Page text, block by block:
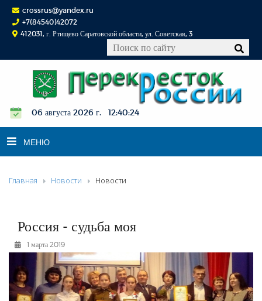
crossrus@yandex.ru
+7(84540)42072
412031, г. Ртищево Саратовской области, ул. Советская, 3
06 августа 2026 г. 12:40:25
МЕНЮ
НОВОСТИ
К СВЕДЕНИЮ
ФОТОРЕПОРТАЖИ
РЕКЛАМОДАТЕЛЯМ
ОБЪЯВЛЕНИЯ
Главная Новости Новости
Россия - судьба моя
1 марта 2019